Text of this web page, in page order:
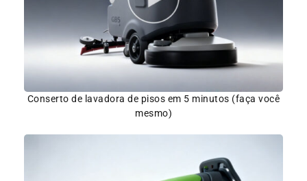
Conserto de lavadora de pisos em 5 minutos (faça você
mesmo)